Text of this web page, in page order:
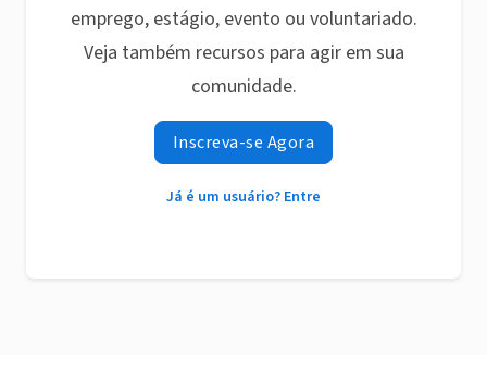
emprego, estágio, evento ou voluntariado.
Veja também recursos para agir em sua
comunidade.
Inscreva-se Agora
Já é um usuário? Entre